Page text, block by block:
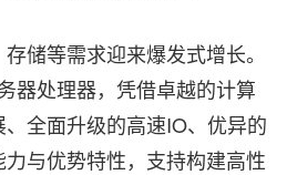
储等需求迎来爆发式增长。
器处理器，凭借卓越的计算
全面升级的高速IO、优异的
与优势特性，支持构建高性